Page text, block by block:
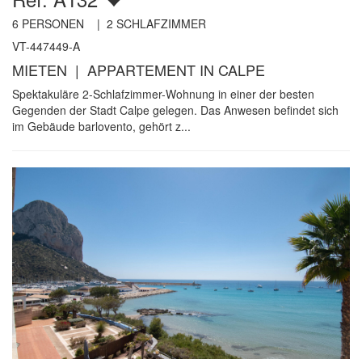
6 PERSONEN | 2 SCHLAFZIMMER
VT-447449-A
MIETEN | APPARTEMENT IN CALPE
Spektakuläre 2-Schlafzimmer-Wohnung in einer der besten
Gegenden der Stadt Calpe gelegen. Das Anwesen befindet sich
im Gebäude barlovento, gehört z...